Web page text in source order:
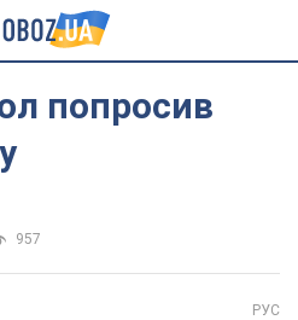
попросив
957
РУС